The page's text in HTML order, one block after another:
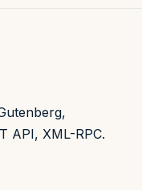
API, XML-RPC.